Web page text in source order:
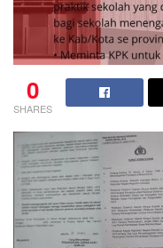
0
SHARES